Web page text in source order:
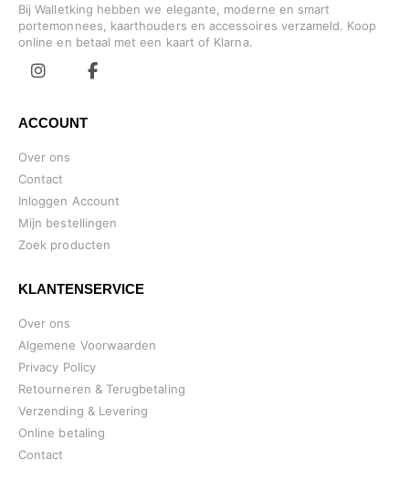
Bij Walletking hebben we elegante, moderne en smart
portemonnees, kaarthouders en accessoires verzameld. Koop
online en betaal met een kaart of Klarna.
ACCOUNT
Over ons
Contact
Inloggen Account
Mijn bestellingen
Zoek producten
KLANTENSERVICE
Over ons
Algemene Voorwaarden
Privacy Policy
Retourneren & Terugbetaling
Verzending & Levering
Online betaling
Contact